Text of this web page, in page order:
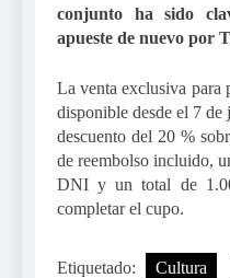
conjunto ha sido
apueste de nuevo por
La venta exclusiva para
disponible desde el 7
descuento del 20 %
de reembolso incluido,
DNI y un total de
completar el cupo.
Etiquetado: Cultura